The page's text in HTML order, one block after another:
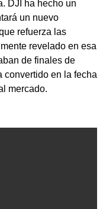
DJI ha hecho un
un nuevo
refuerza las
revelado en esa
de finales de
convertido en la fecha
mercado.